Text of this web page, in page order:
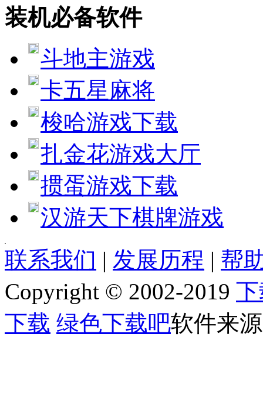
装机必备软件
斗地主游戏
卡五星麻将
梭哈游戏下载
扎金花游戏大厅
掼蛋游戏下载
汉游天下棋牌游戏
[quote] [size=4][b][url=http://www.jjxhf.comhttp://www.jjxhf.com/
[b]软件语言:[/b] 简体中文
[b]软件类别:[/b] 下载工具
[b]运行环境:[/b] Win2003,WinXP
[b]授权方式:[/b] 免费软件
[b]整理时间:[/b] 2010-07-15
[b]开 发 商:[/b] [url=http://127.0.0.1/plus/ead3916a]Home page[/url]
联系我们 | 发展历程 | 帮
Copyright © 2002-2019
下载 绿色下载吧软件来